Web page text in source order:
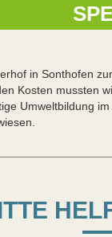
in Sonthofen
Kosten mussten
Umweltbildung